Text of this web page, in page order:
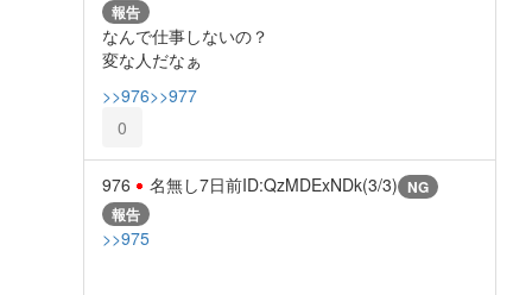
報告
なんで仕事しないの？
変な人だなぁ
>>976>>977
0
976 名無し7日前ID:QzMDExNDk(3/3) NG
報告
>>975